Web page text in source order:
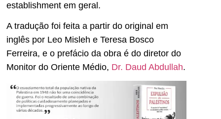
establishment em geral.
A tradução foi feita a partir do original em
inglês por Leo Misleh e Teresa Bosco
Ferreira, e o prefácio da obra é do diretor do
Monitor do Oriente Médio, Dr. Daud Abdullah.